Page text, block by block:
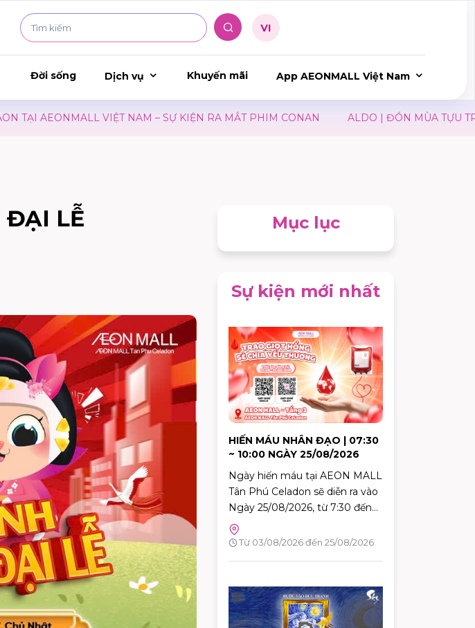
Đời sống Dịch vụ Khuyến mãi App AEONMALL Việt Nam
AEONMALL VIỆT NAM – SỰ KIỆN RA MẮT PHIM CONAN ALDO | ĐÓN MÙA TỰU
ĐẠI LỄ Mục lục
Sự kiện mới nhất
HIẾN MÁU NHÂN ĐẠO | 07:30
~ 10:00 NGÀY 25/08/2026
Ngày hiến máu tại AEON MALL
Tân Phú Celadon sẽ diễn ra vào
Ngày 25/08/2026, từ 7:30 đến
10:00. Đây là dịp tuyệt vời để
mỗi người trong chúng ta góp
cần máu trong cuộc sống. Hãy
đến tham gia và cùng lan tỏa
thông điệp yêu thương qua
Từ 03/08/2026 đến 25/08/2026